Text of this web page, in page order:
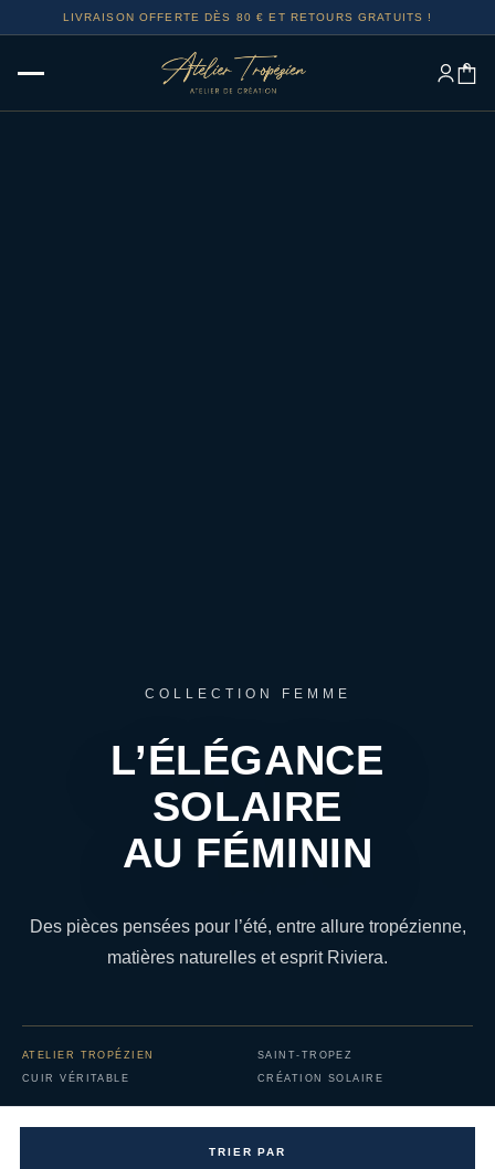
LIVRAISON OFFERTE DÈS 80 € ET RETOURS GRATUITS !
COLLECTION FEMME
L’ÉLÉGANCE
SOLAIRE
AU FÉMININ
Des pièces pensées pour l’été, entre allure tropézienne,
matières naturelles et esprit Riviera.
ATELIER TROPÉZIEN SAINT-TROPEZ
CUIR VÉRITABLE CRÉATION SOLAIRE
TRIER PAR